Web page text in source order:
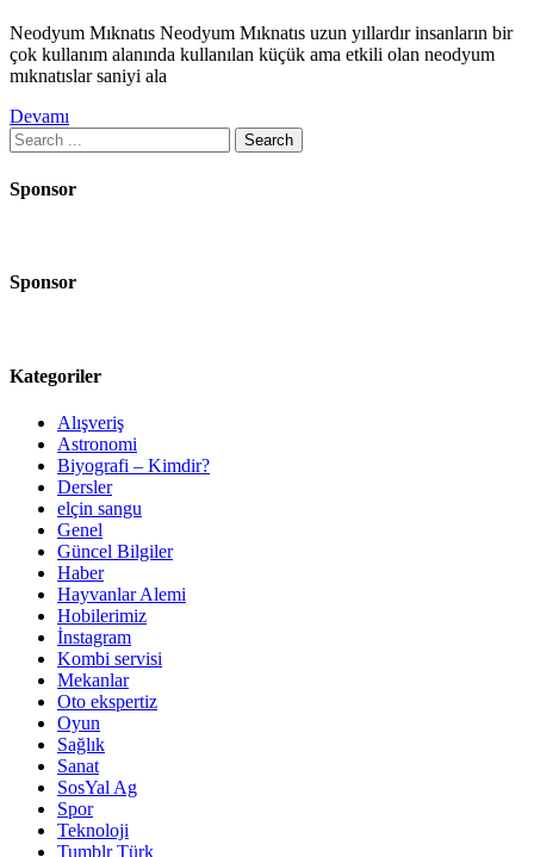
Neodyum Mıknatıs Neodyum Mıknatıs uzun yıllardır insanların bir
çok kullanım alanında kullanılan küçük ama etkili olan neodyum
mıknatıslar saniyi ala
Devamı
Search
for:
Sponsor
Sponsor
Kategoriler
Alışveriş
Astronomi
Biyografi – Kimdir?
Dersler
elçin sangu
Genel
Güncel Bilgiler
Haber
Hayvanlar Alemi
Hobilerimiz
İnstagram
Kombi servisi
Mekanlar
Oto ekspertiz
Oyun
Sağlık
Sanat
SosYal Ag
Spor
Teknoloji
Tumblr Türk